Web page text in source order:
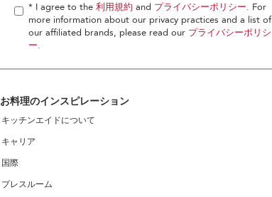
* I agree to the 利用規約 and プライバシーポリシー. For
more information about our privacy practices and a list of
our affiliated brands, please read our プライバシーポリシ
ー.
お料理のインスピレーション
キッチンエイドについて
キャリア
国際
プレスルーム